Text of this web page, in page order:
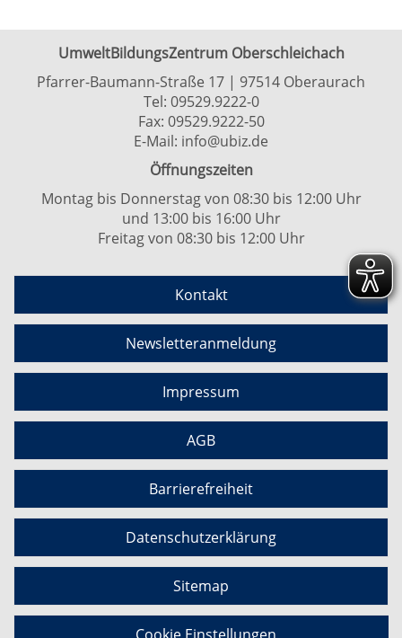
UmweltBildungsZentrum Oberschleichach
Pfarrer-Baumann-Straße 17 | 97514 Oberaurach
Tel: 09529.9222-0
Fax: 09529.9222-50
E-Mail: info@ubiz.de
Öffnungszeiten
Montag bis Donnerstag von 08:30 bis 12:00 Uhr
und 13:00 bis 16:00 Uhr
Freitag von 08:30 bis 12:00 Uhr
Kontakt
Newsletteranmeldung
Impressum
AGB
Barrierefreiheit
Datenschutzerklärung
Sitemap